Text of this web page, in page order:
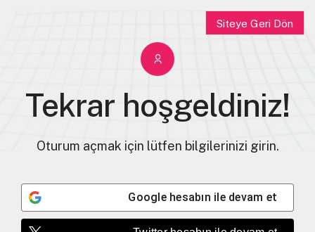
Siteye Geri Dön
Tekrar hoşgeldiniz!
Oturum açmak için lütfen bilgilerinizi girin.
Googlehesabın ile devam et